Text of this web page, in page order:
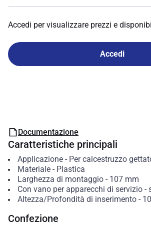
Accedi per visualizzare prezzi e
Accedi
Documentazione
Caratteristiche principali
Applicazione- Per calcestruzzo
Materiale- Plastica
Larghezza di montaggio- 107 mm
Con vano per apparecchi di servizio-
Altezza/Profondità di inserimento-
Confezione